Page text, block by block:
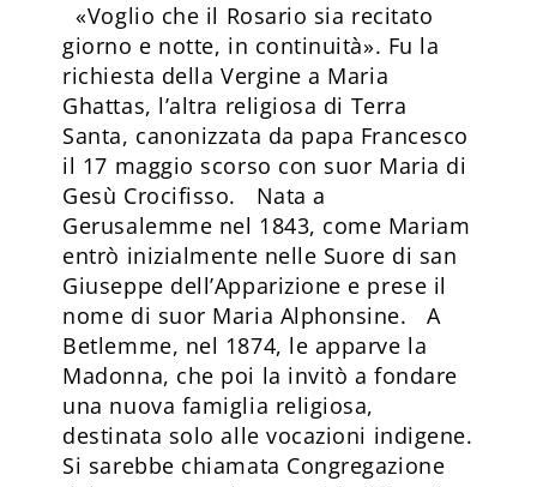
«Voglio che il Rosario sia recitato
giorno e notte, in continuità». Fu la
richiesta della Vergine a Maria
Ghattas, l’altra religiosa di Terra
Santa, canonizzata da papa Francesco
il 17 maggio scorso con suor Maria di
Gesù Crocifisso. Nata a
Gerusalemme nel 1843, come Mariam
entrò inizialmente nelle Suore di san
Giuseppe dell’Apparizione e prese il
nome di suor Maria Alphonsine. A
Betlemme, nel 1874, le apparve la
Madonna, che poi la invitò a fondare
una nuova famiglia religiosa,
destinata solo alle vocazioni indigene.
Si sarebbe chiamata Congregazione